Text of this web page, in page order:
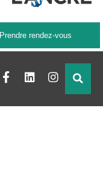
Prendre rendez-vous